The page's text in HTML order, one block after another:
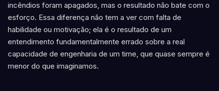
incêndios foram apagados, mas o resultado não bate com o
esforço. Essa diferença não tem a ver com falta de
habilidade ou motivação; ela é o resultado de um
entendimento fundamentalmente errado sobre a real
capacidade de engenharia de um time, que quase sempre é
menor do que imaginamos.